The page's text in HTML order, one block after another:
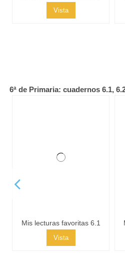
Vista
6ª de Primaria: cuadernos 6.1,
Mis lecturas favoritas 6.1
Vista